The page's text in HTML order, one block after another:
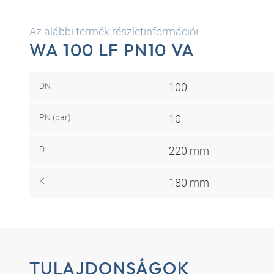
Az alábbi termék részletinformációi
WA 100 LF PN10 VA
DN 100
PN (bar) 10
D 220 mm
K 180 mm
TULAJDONSÁGOK